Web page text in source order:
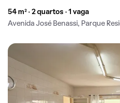
54 m² · 2 quartos · 1 vaga
Avenida José Benassi, Parque